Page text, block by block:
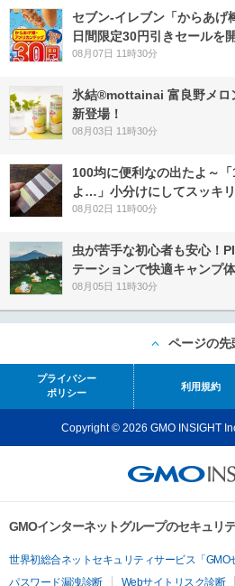
セブン‐イレブン「からあ
日間限定30円引きセールを
08月07日 11時30分
氷結®mottainai 富良野メロ
新登場！
08月03日 11時30分
100均に便利なの出たよ～
よ…」小分けにしてスッキ
08月02日 11時00分
虫が苦手な初心者も安心！
テーションで快適キャンプ
08月05日 11時30分
ページの先
プライバシー
ポリシー
利用規約
Copyright © 2026 GMO INSIGHT
GMOインターネットグループのセキュリ
世界初総合ネットセキュリティサービス「GMO
パスワード漏洩診断
Webサイトリスク診断